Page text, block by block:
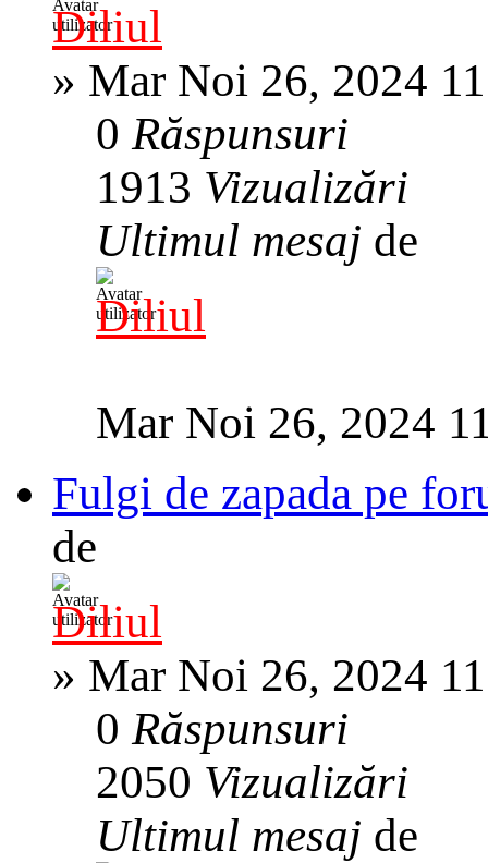
Diliul
» Mar Noi 26, 2024
0Răspunsuri
1913 Vizualizări
Ultimul mesaj de
Diliul
Mar Noi 26, 2024
Fulgi de zapada pe
de
Diliul
» Mar Noi 26, 2024
0Răspunsuri
2050 Vizualizări
Ultimul mesaj de